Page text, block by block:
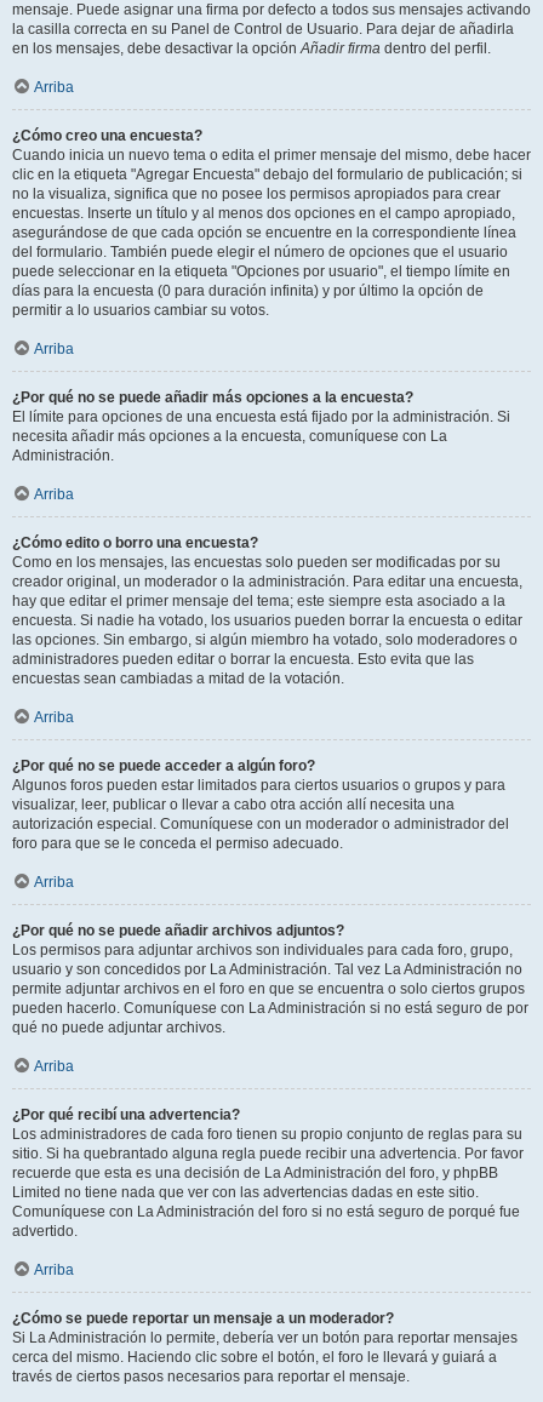
mensaje. Puede asignar una firma por defecto a todos sus mensajes activando
la casilla correcta en su Panel de Control de Usuario. Para dejar de añadirla
en los mensajes, debe desactivar la opciónAñadir firma dentro del perfil.
Arriba
¿Cómo creo una encuesta?
Cuando inicia un nuevo tema o edita el primer mensaje del mismo, debe hacer
clic en la etiqueta "Agregar Encuesta" debajo del formulario de publicación; si
no la visualiza, significa que no posee los permisos apropiados para crear
encuestas. Inserte un título y al menos dos opciones en el campo apropiado,
asegurándose de que cada opción se encuentre en la correspondiente línea
del formulario. También puede elegir el número de opciones que el usuario
puede seleccionar en la etiqueta "Opciones por usuario", el tiempo límite en
días para la encuesta (0 para duración infinita) y por último la opción de
permitir a lo usuarios cambiar su votos.
Arriba
¿Por qué no se puede añadir más opciones a la encuesta?
El límite para opciones de una encuesta está fijado por la administración. Si
necesita añadir más opciones a la encuesta, comuníquese con La
Administración.
Arriba
¿Cómo edito o borro una encuesta?
Como en los mensajes, las encuestas solo pueden ser modificadas por su
creador original, un moderador o la administración. Para editar una encuesta,
hay que editar el primer mensaje del tema; este siempre esta asociado a la
encuesta. Si nadie ha votado, los usuarios pueden borrar la encuesta o editar
las opciones. Sin embargo, si algún miembro ha votado, solo moderadores o
administradores pueden editar o borrar la encuesta. Esto evita que las
encuestas sean cambiadas a mitad de la votación.
Arriba
¿Por qué no se puede acceder a algún foro?
Algunos foros pueden estar limitados para ciertos usuarios o grupos y para
visualizar, leer, publicar o llevar a cabo otra acción allí necesita una
autorización especial. Comuníquese con un moderador o administrador del
foro para que se le conceda el permiso adecuado.
Arriba
¿Por qué no se puede añadir archivos adjuntos?
Los permisos para adjuntar archivos son individuales para cada foro, grupo,
usuario y son concedidos por La Administración. Tal vez La Administración no
permite adjuntar archivos en el foro en que se encuentra o solo ciertos grupos
pueden hacerlo. Comuníquese con La Administración si no está seguro de por
qué no puede adjuntar archivos.
Arriba
¿Por qué recibí una advertencia?
Los administradores de cada foro tienen su propio conjunto de reglas para su
sitio. Si ha quebrantado alguna regla puede recibir una advertencia. Por favor
recuerde que esta es una decisión de La Administración del foro, y phpBB
Limited no tiene nada que ver con las advertencias dadas en este sitio.
Comuníquese con La Administración del foro si no está seguro de porqué fue
advertido.
Arriba
¿Cómo se puede reportar un mensaje a un moderador?
Si La Administración lo permite, debería ver un botón para reportar mensajes
cerca del mismo. Haciendo clic sobre el botón, el foro le llevará y guiará a
través de ciertos pasos necesarios para reportar el mensaje.